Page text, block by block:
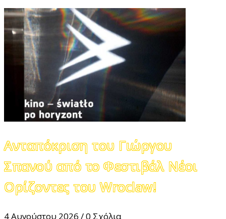
Ανταπόκριση του Γιώργου
Σπανού από το Φεστιβάλ Νέοι
Ορίζοντες του Wroclaw!
4 Αυγούστου 2026 /0 Σχόλια